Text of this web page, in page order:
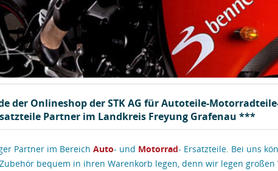
der Onlineshop der STK AG für Autoteile-
Partner im Landkreis Freyung Grafenau ***
Partner im Bereich Auto- und Motorrad- Ersatzteile. Bei uns
bequem in ihren Warenkorb legen, denn wir legen